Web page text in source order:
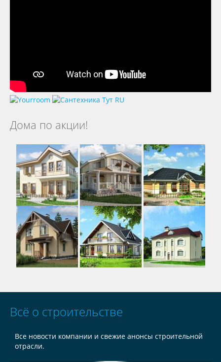
Дома по акции!
Всё о строительстве
Все новости компании и свежие анонсы строительной
отрасли.